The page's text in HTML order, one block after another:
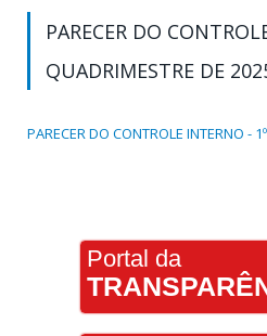
PARECER DO
QUADRIMESTRE DE
PARECER DO CONTROLE INTERNO -
Portal da